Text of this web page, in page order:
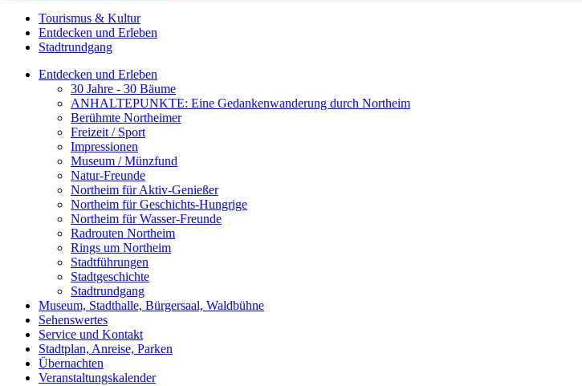
Tourismus & Kultur
Entdecken und Erleben
Stadtrundgang
Entdecken und Erleben
30 Jahre - 30 Bäume
ANHALTEPUNKTE: Eine Gedankenwanderung durch Northeim
Berühmte Northeimer
Freizeit / Sport
Impressionen
Museum / Münzfund
Natur-Freunde
Northeim für Aktiv-Genießer
Northeim für Geschichts-Hungrige
Northeim für Wasser-Freunde
Radrouten Northeim
Rings um Northeim
Stadtführungen
Stadtgeschichte
Stadtrundgang
Museum, Stadthalle, Bürgersaal, Waldbühne
Sehenswertes
Service und Kontakt
Stadtplan, Anreise, Parken
Übernachten
Veranstaltungskalender